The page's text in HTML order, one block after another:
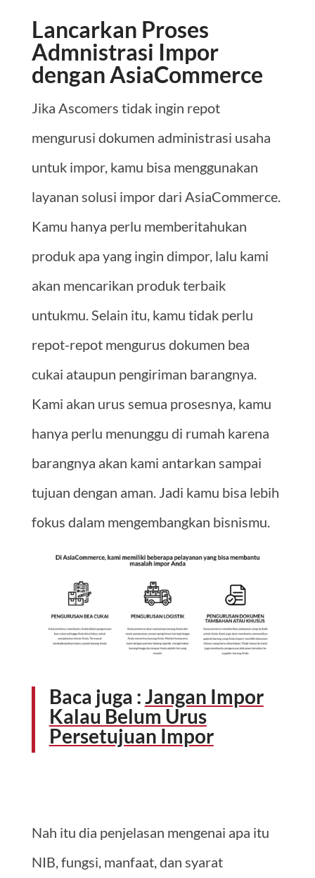
Lancarkan Proses
Admnistrasi Impor
dengan AsiaCommerce
Jika Ascomers tidak ingin repot
mengurusi dokumen administrasi usaha
untuk impor, kamu bisa menggunakan
layanan solusi impor dari AsiaCommerce.
Kamu hanya perlu memberitahukan
produk apa yang ingin dimpor, lalu kami
akan mencarikan produk terbaik
untukmu. Selain itu, kamu tidak perlu
repot-repot mengurus dokumen bea
cukai ataupun pengiriman barangnya.
Kami akan urus semua prosesnya, kamu
hanya perlu menunggu di rumah karena
barangnya akan kami antarkan sampai
tujuan dengan aman. Jadi kamu bisa lebih
fokus dalam mengembangkan bisnismu.
Baca juga :Jangan Impor
Kalau Belum Urus
Persetujuan Impor
Nah itu dia penjelasan mengenai apa itu
NIB, fungsi, manfaat, dan syarat